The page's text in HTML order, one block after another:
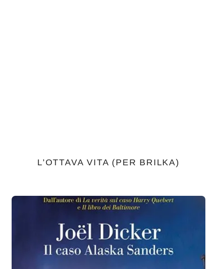
L’OTTAVA VITA (PER BRILKA)